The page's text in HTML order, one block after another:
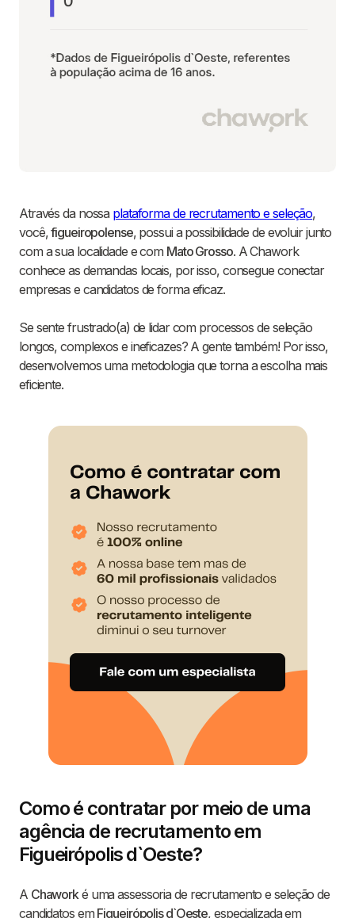
Através da nossa plataforma de recrutamento e seleção,
você,figueiropolense, possui a possibilidade de evoluir junto
com a sua localidade e com Mato Grosso. A Chawork
conhece as demandas locais, por isso, consegue conectar
empresas e candidatos de forma eficaz.
Se sente frustrado(a) de lidar com processos de seleção
longos, complexos e ineficazes? A gente também! Por isso,
desenvolvemos uma metodologia que torna a escolha mais
eficiente.
Como é contratar por meio de uma
agência de recrutamento em
Figueirópolis d`Oeste?
A Chaworké uma assessoria de recrutamento e seleção de
candidatos em Figueirópolis d`Oeste, especializada em